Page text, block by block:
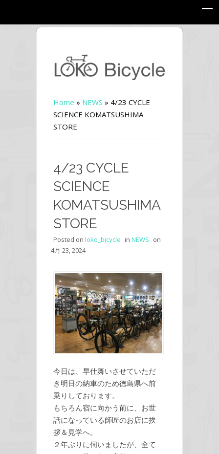
Home » NEWS » 4/23 CYCLE
SCIENCE KOMATSUSHIMA
STORE
4/23 CYCLE
SCIENCE
KOMATSUSHIMA
STORE
Posted on loko_bicycle in NEWS on
4月 23, 2024
今日は、早仕舞いさせていただ
き明日の納車のため徳島県へ前
乗りしております。
もちろん宿に向かう前に、お世
話になっている師匠のお店に挨
拶＆見学へ。
２年ぶりに伺いましたが、全て